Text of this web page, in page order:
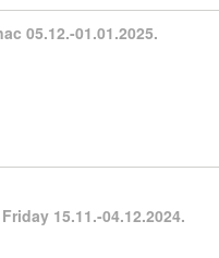
05.12.-01.01.2025.
15.11.-04.12.2024.